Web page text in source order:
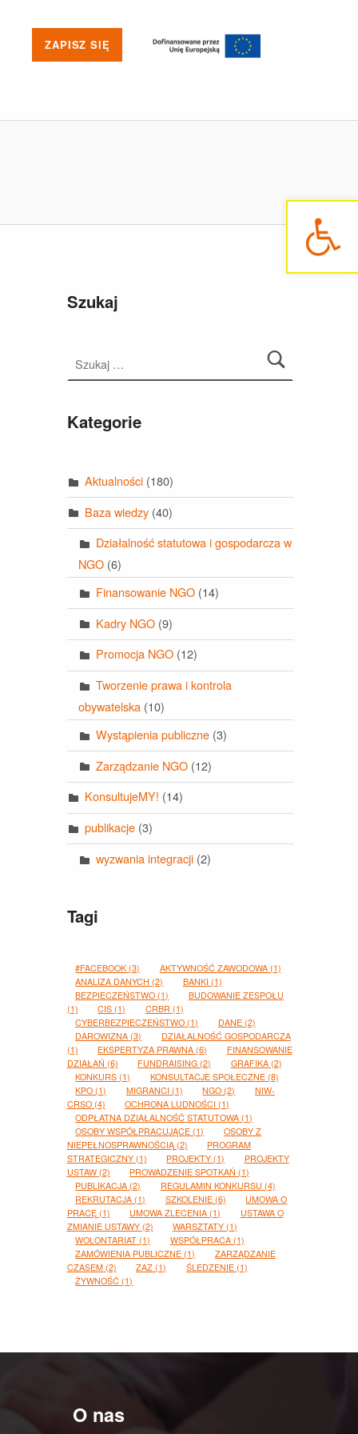
Otwórz pasek narzędzi
ZAPISZ SIĘ
Szukaj
Kategorie
Aktualności(180)
Baza wiedzy(40)
Działalność statutowa i gospodarcza w
NGO(6)
Finansowanie NGO (14)
Kadry NGO (9)
Promocja NGO (12)
Tworzenie prawa i kontrola
obywatelska(10)
Wystąpienia publiczne (3)
Zarządzanie NGO (12)
KonsultujeMY! (14)
publikacje(3)
wyzwania integracji (2)
Tagi
#FACEBOOK (3) AKTYWNOŚĆ ZAWODOWA(1)
ANALIZA DANYCH (2) BANKI (1)
BEZPIECZEŃSTWO (1)
BUDOWANIE ZESPOŁU
(1)
CIS (1) CRBR (1)
CYBERBEZPIECZEŃSTWO (1) DANE(2)
DAROWIZNA (3)
DZIAŁALNOŚĆ GOSPODARCZA
(1)
EKSPERTYZA PRAWNA (6)
FINANSOWANIE
DZIAŁAŃ (6) FUNDRAISING (2) GRAFIKA(2)
KONKURS (1) KONSULTACJE SPOŁECZNE(8)
KPO (1) MIGRANCI (1) NGO (2)
NIW-
CRSO(4) OCHRONA LUDNOŚCI (1)
ODPŁATNA DZIAŁALNOŚĆ STATUTOWA (1)
OSOBY WSPÓŁPRACUJĄCE (1)
OSOBY Z
NIEPEŁNOSPRAWNOŚCIĄ(2)
PROGRAM
STRATEGICZNY(1) PROJEKTY (1)
PROJEKTY
USTAW(2) PROWADZENIE SPOTKAŃ (1)
PUBLIKACJA (2) REGULAMIN KONKURSU (4)
REKRUTACJA (1) SZKOLENIE(6)
UMOWA O
PRACĘ(1) UMOWA ZLECENIA (1)
USTAWA O
ZMIANIE USTAWY(2) WARSZTATY (1)
WOLONTARIAT (1) WSPÓŁPRACA(1)
ZAMÓWIENIA PUBLICZNE (1)
ZARZĄDZANIE
CZASEM(2) ZAZ (1) ŚLEDZENIE(1)
ŻYWNOŚĆ (1)
O nas